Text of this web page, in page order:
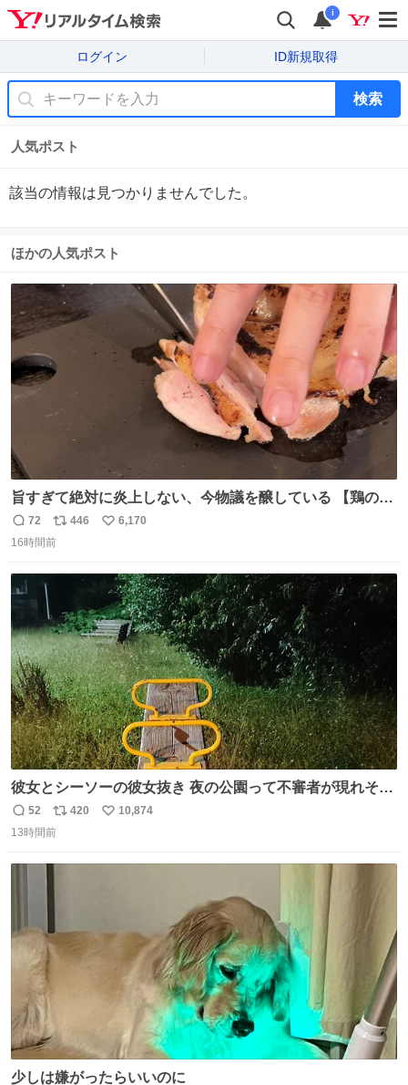
i
ログイン ID新規取得
検索
人気ポスト
該当の情報は見つかりませんでした。
ほかの人気ポスト
旨すぎて絶対に炎上しない、今物議を醸している 【鶏のた
たき】 を家で作る方法を教えます 鶏もも肉に特別な処理を
して大葉やみょうがなどの薬味と一緒にいただきます 夏に
youtu.be/s0jWxvy14_4
返
信
72
リ
ポ
446
い
数
6,170
16時間前
彼女とシーソーの彼女抜き 夜の公園って不審者が現れそう
で怖いんだよな
返
信
52
リ
ポ
420
い
10,874
13時間前
少しは嫌がったらいいのに